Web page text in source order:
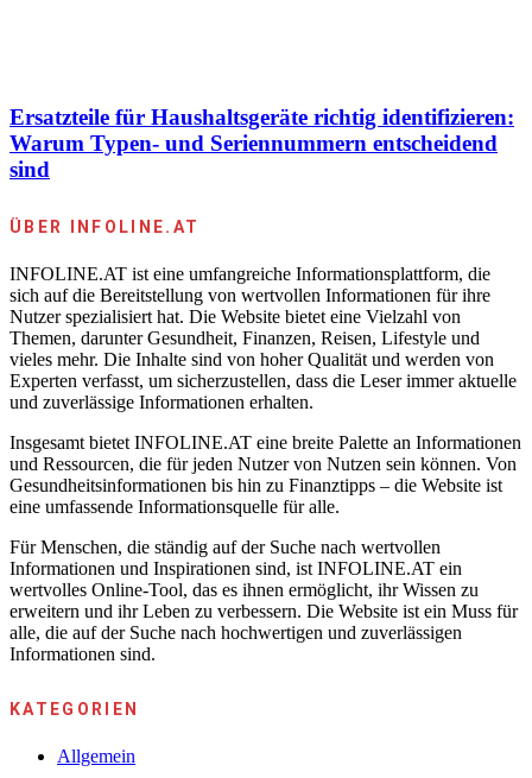
Ersatzteile für Haushaltsgeräte richtig identifizieren:
Warum Typen- und Seriennummern entscheidend
sind
ÜBER INFOLINE.AT
INFOLINE.AT ist eine umfangreiche Informationsplattform, die
sich auf die Bereitstellung von wertvollen Informationen für ihre
Nutzer spezialisiert hat. Die Website bietet eine Vielzahl von
Themen, darunter Gesundheit, Finanzen, Reisen, Lifestyle und
vieles mehr. Die Inhalte sind von hoher Qualität und werden von
Experten verfasst, um sicherzustellen, dass die Leser immer aktuelle
und zuverlässige Informationen erhalten.
Insgesamt bietet INFOLINE.AT eine breite Palette an Informationen
und Ressourcen, die für jeden Nutzer von Nutzen sein können. Von
Gesundheitsinformationen bis hin zu Finanztipps – die Website ist
eine umfassende Informationsquelle für alle.
Für Menschen, die ständig auf der Suche nach wertvollen
Informationen und Inspirationen sind, ist INFOLINE.AT ein
wertvolles Online-Tool, das es ihnen ermöglicht, ihr Wissen zu
erweitern und ihr Leben zu verbessern. Die Website ist ein Muss für
alle, die auf der Suche nach hochwertigen und zuverlässigen
Informationen sind.
KATEGORIEN
Allgemein